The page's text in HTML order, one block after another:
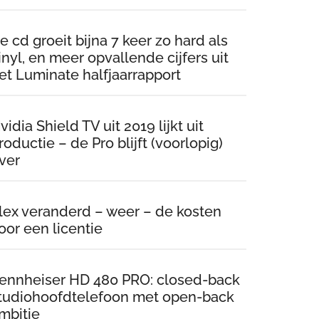
cd groeit bijna 7 keer zo hard als
en meer opvallende cijfers uit
Luminate halfjaarrapport
Shield TV uit 2019 lijkt uit
– de Pro blijft (voorlopig)
veranderd – weer – de kosten
een licentie
HD 480 PRO: closed-back
met open-back